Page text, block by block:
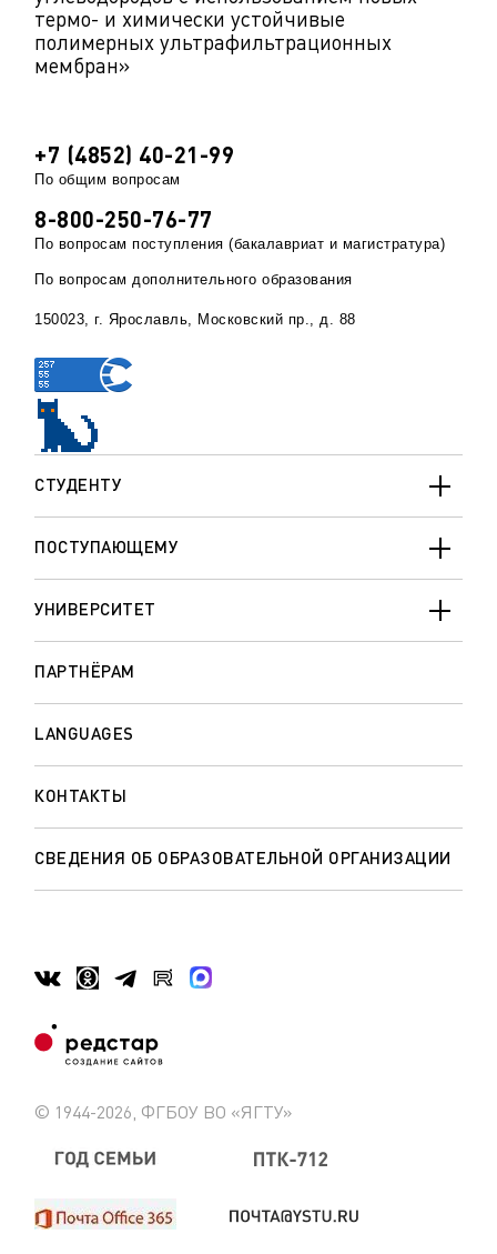
термо- и химически устойчивые
полимерных ультрафильтрационных
мембран»
СТУДЕНТУ
ПОСТУПАЮЩЕМУ
УНИВЕРСИТЕТ
ПАРТНЁРАМ
LANGUAGES
КОНТАКТЫ
СВЕДЕНИЯ ОБ ОБРАЗОВАТЕЛЬНОЙ ОРГАНИЗАЦИИ
+7 (4852) 40-21-99
По общим вопросам
8-800-250-76-77
По вопросам поступления (бакалавриат и магистратура)
По вопросам дополнительного образования
150023, г. Ярославль, Московский пр., д. 88
© 1944-2026, ФГБОУ ВО «ЯГТУ»